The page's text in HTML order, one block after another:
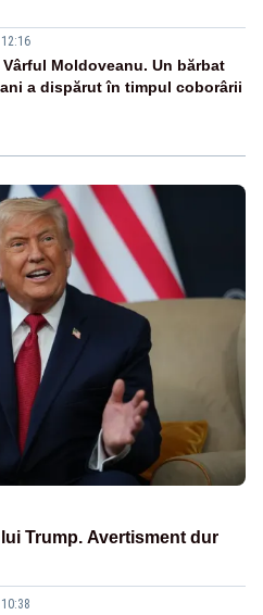
Moldoveanu. Un bărbat
a dispărut în timpul coborârii
Trump. Avertisment dur